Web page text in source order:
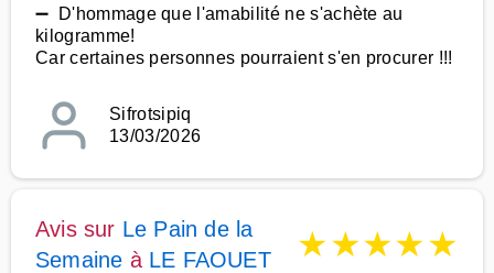
➖ D'hommage que l'amabilité ne s'achète au
kilogramme!
Car certaines personnes pourraient s'en procurer !!!
Sifrotsipiq
13/03/2026
Avis sur Le Pain de la
Semaine à LE FAOUET ★★★★★